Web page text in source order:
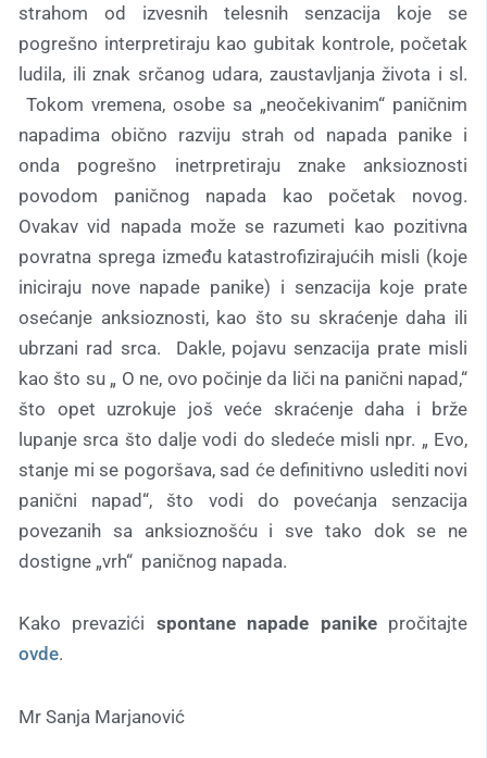
strahom od izvesnih telesnih senzacija koje se
pogrešno interpretiraju kao gubitak kontrole, početak
ludila, ili znak srčanog udara, zaustavljanja života i sl.
Tokom vremena, osobe sa „neočekivanim“ paničnim
napadima obično razviju strah od napada panike i
onda pogrešno inetrpretiraju znake anksioznosti
povodom paničnog napada kao početak novog.
Ovakav vid napada može se razumeti kao pozitivna
povratna sprega između katastrofizirajućih misli (koje
iniciraju nove napade panike) i senzacija koje prate
osećanje anksioznosti, kao što su skraćenje daha ili
ubrzani rad srca. Dakle, pojavu senzacija prate misli
kao što su „ O ne, ovo počinje da liči na panični napad,“
što opet uzrokuje još veće skraćenje daha i brže
lupanje srca što dalje vodi do sledeće misli npr. „ Evo,
stanje mi se pogoršava, sad će definitivno uslediti novi
panični napad“, što vodi do povećanja senzacija
povezanih sa anksioznošću i sve tako dok se ne
dostigne „vrh“ paničnog napada.
Kako prevazići spontane napade panikepročitajte
ovde.
Mr Sanja Marjanović